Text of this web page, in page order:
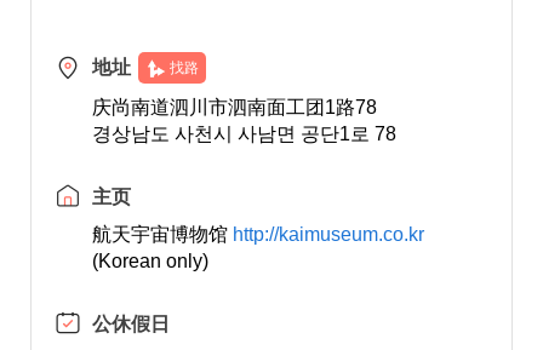
地址 找路
庆尚南道泗川市泗南面工团1路78
경상남도 사천시 사남면 공단1로 78
主页
航天宇宙博物馆 http://kaimuseum.co.kr
(Korean only)
公休假日